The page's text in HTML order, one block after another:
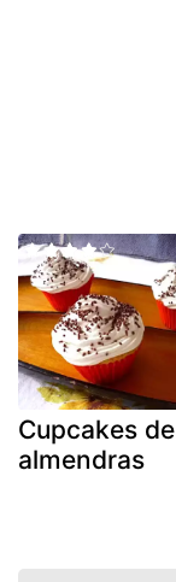
Cupcakes de
almendras